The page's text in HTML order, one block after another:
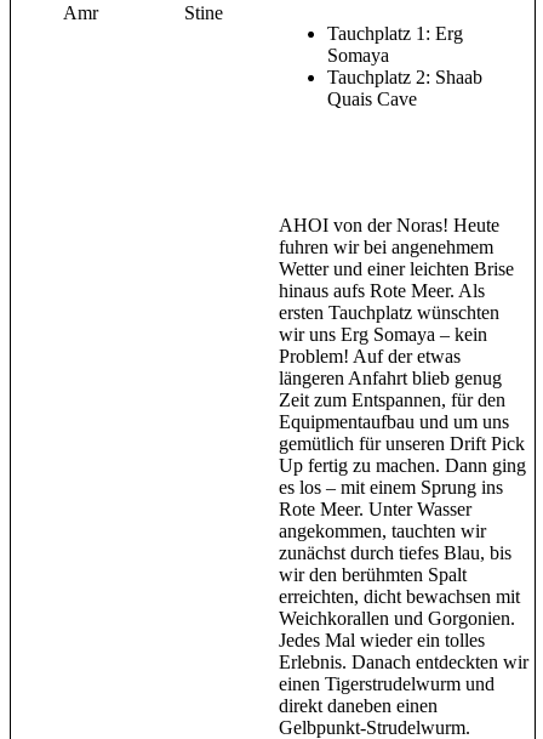
Amr
Stine
Tauchplatz 1: Erg
Somaya
Tauchplatz 2: Shaab
Quais Cave
AHOI von der Noras! Heute
fuhren wir bei angenehmem
Wetter und einer leichten Brise
hinaus aufs Rote Meer. Als
ersten Tauchplatz wünschten
wir uns Erg Somaya – kein
Problem! Auf der etwas
längeren Anfahrt blieb genug
Zeit zum Entspannen, für den
Equipmentaufbau und um uns
gemütlich für unseren Drift Pick
Up fertig zu machen. Dann ging
es los – mit einem Sprung ins
Rote Meer. Unter Wasser
angekommen, tauchten wir
zunächst durch tiefes Blau, bis
wir den berühmten Spalt
erreichten, dicht bewachsen mit
Weichkorallen und Gorgonien.
Jedes Mal wieder ein tolles
Erlebnis. Danach entdeckten wir
einen Tigerstrudelwurm und
direkt daneben einen
Gelbpunkt-Strudelwurm.